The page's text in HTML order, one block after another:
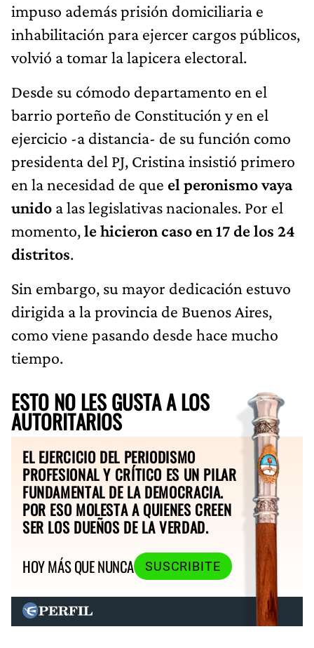
impuso además prisión domiciliaria e
inhabilitación para ejercer cargos públicos,
volvió a tomar la lapicera electoral.
Desde su cómodo departamento en el
barrio porteño de Constitución y en el
ejercicio -a distancia- de su función como
presidenta del PJ, Cristina insistió primero
en la necesidad de que el peronismo vaya
unido a las legislativas nacionales. Por el
momento,le hicieron caso en 17 de los 24
distritos.
Sin embargo, su mayor dedicación estuvo
dirigida a la provincia de Buenos Aires,
como viene pasando desde hace mucho
tiempo.
ESTO NO LES GUSTA A LOS
AUTORITARIOS
EL EJERCICIO DEL PERIODISMO
PROFESIONAL Y CRÍTICO ES UN PILAR
FUNDAMENTAL DE LA DEMOCRACIA.
POR ESO MOLESTA A QUIENES CREEN
SER LOS DUEÑOS DE LA VERDAD.
HOY MÁS QUE NUNCA
SUSCRIBITE